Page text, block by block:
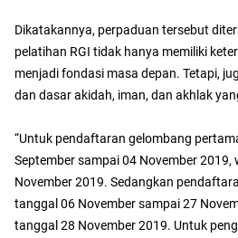
Dikatakannya, perpaduan tersebut
pelatihan RGI tidak hanya memiliki
menjadi fondasi masa depan. Tetapi,
dan dasar akidah, iman, dan akhlak
“Untuk pendaftaran gelombang
September sampai 04 November
November 2019. Sedangkan
tanggal 06 November sampai 27
tanggal 28 November 2019. Untuk